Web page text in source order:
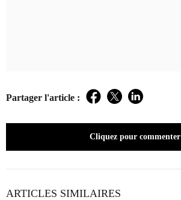
Partager l'article : Facebook
TwitterLinkedIn
Cliquez pour commenter
ARTICLES SIMILAIRES